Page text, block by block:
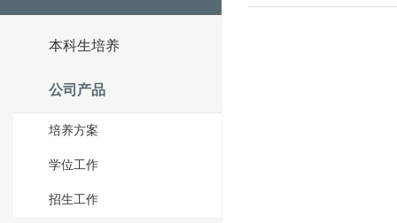
本科生培养
公司产品
培养方案
学位工作
招生工作